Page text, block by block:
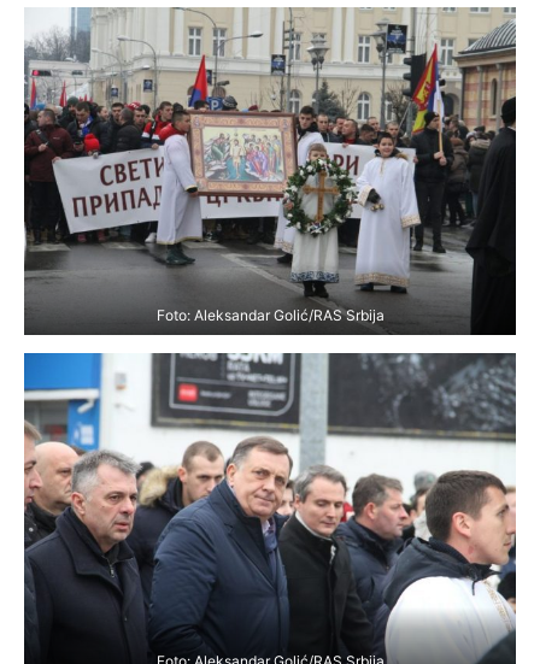
Foto: Aleksandar Golić/RAS Srbija